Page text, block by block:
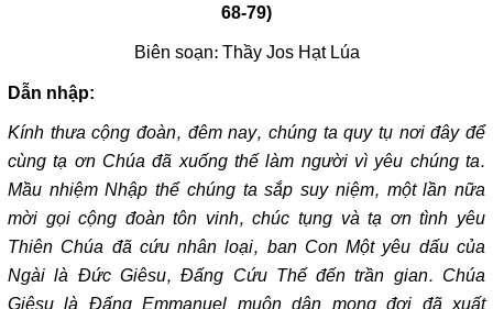
68-79)
Biên soạn: Thầy Jos Hạt Lúa
Dẫn nhập:
Kính thưa cộng đoàn, đêm nay, chúng ta quy tụ nơi đây để
cùng tạ ơn Chúa đã xuống thế làm người vì yêu chúng ta.
Mầu nhiệm Nhập thể chúng ta sắp suy niệm, một lần nữa
mời gọi cộng đoàn tôn vinh, chúc tụng và tạ ơn tình yêu
Thiên Chúa đã cứu nhân loại, ban Con Một yêu dấu của
Ngài là Đức Giêsu, Đấng Cứu Thế đến trần gian. Chúa